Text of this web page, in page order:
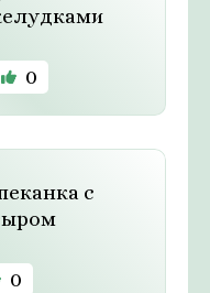
0
с
0